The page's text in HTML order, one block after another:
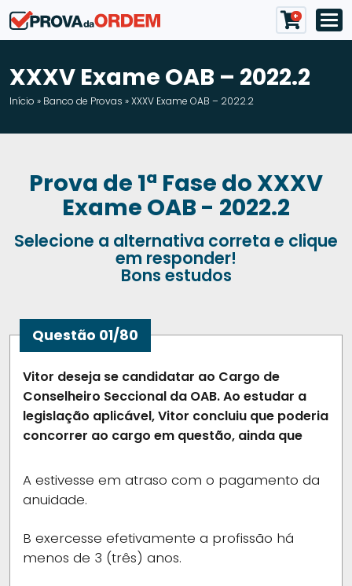
+
XXXV Exame OAB – 2022.2
Início » Banco de Provas »XXXV Exame OAB – 2022.2
Prova de 1ª Fase do XXXV
Exame OAB - 2022.2
Selecione a alternativa correta e clique
em responder!
Bons estudos
Questão 01/80
Vitor deseja se candidatar ao Cargo de
Conselheiro Seccional da OAB. Ao estudar a
legislação aplicável, Vitor concluiu que poderia
concorrer ao cargo em questão, ainda que
A estivesse em atraso com o pagamento da
anuidade.
B exercesse efetivamente a profissão há
menos de 3 (três) anos.